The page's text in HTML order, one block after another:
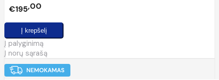
€195 00
Į palyginimą
Į norų sąrašą